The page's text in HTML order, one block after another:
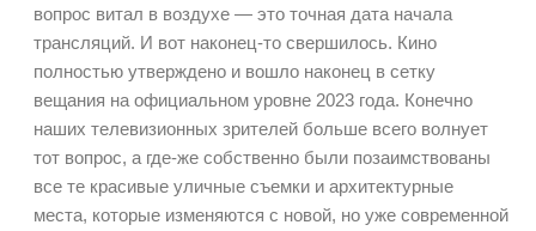
вопрос витал в воздухе — это точная дата начала
трансляций. И вот наконец-то свершилось. Кино
полностью утверждено и вошло наконец в сетку
вещания на официальном уровне 2023 года. Конечно
наших телевизионных зрителей больше всего волнует
тот вопрос, а где-же собственно были позаимствованы
все те красивые уличные съемки и архитектурные
места, которые изменяются с новой, но уже современной